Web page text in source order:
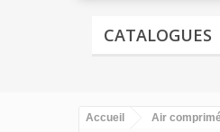
CATALOGUES
Accueil Air